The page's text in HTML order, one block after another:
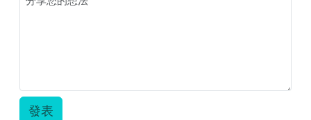
發表